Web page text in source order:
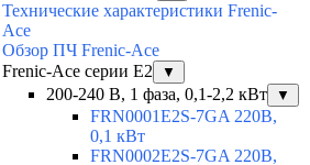
Технические характеристики Frenic-
Ace
Обзор ПЧ Frenic-Ace
Frenic-Ace серии E2
▼
200-240 В, 1 фаза, 0,1-2,2 кВт ▼
FRN0001E2S-7GA 220В,
0,1 кВт
FRN0002E2S-7GA 220В,